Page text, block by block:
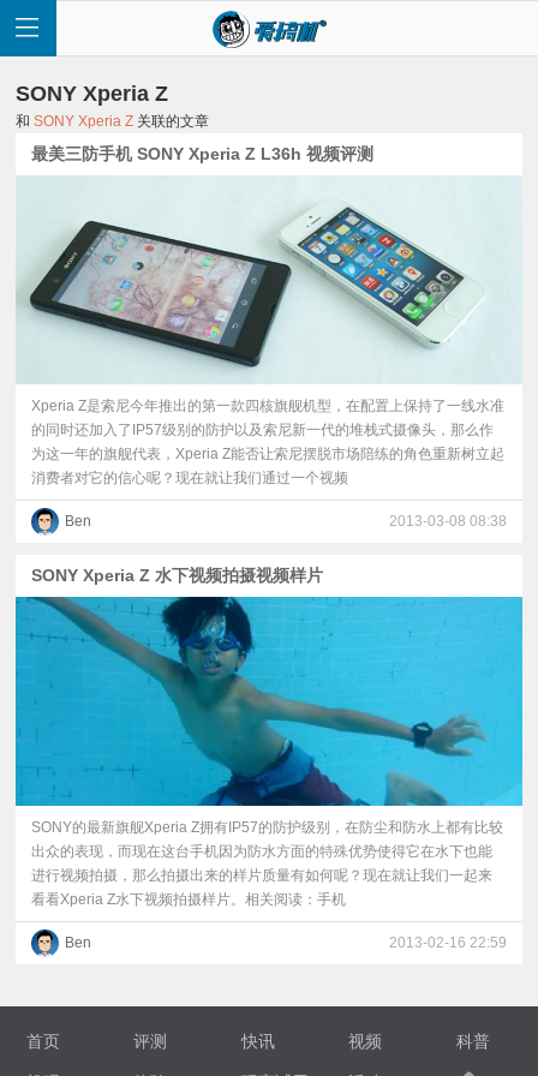
讯
评
测
视
频
验
专
SONY Xperia Z
和SONY Xperia Z 关联的文章
最美三防手机 SONY Xperia Z L36h 视频评测
Xperia Z是索尼今年推出的第一款四核旗舰机型，在配置上保持了一线水准
的同时还加入了IP57级别的防护以及索尼新一代的堆栈式摄像头，那么作
为这一年的旗舰代表，Xperia Z能否让索尼摆脱市场陪练的角色重新树立起
消费者对它的信心呢？现在就让我们通过一个视频
Ben 2013-03-08 08:38
SONY Xperia Z 水下视频拍摄视频样片
SONY的最新旗舰Xperia Z拥有IP57的防护级别，在防尘和防水上都有比较
出众的表现，而现在这台手机因为防水方面的特殊优势使得它在水下也能
进行视频拍摄，那么拍摄出来的样片质量有如何呢？现在就让我们一起来
看看Xperia Z水下视频拍摄样片。相关阅读：手机
Ben 2013-02-16 22:59
首页 评测 快讯 视频 科普